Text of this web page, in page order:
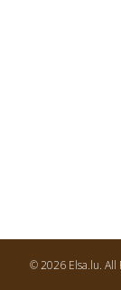
© 2026 Elsa.lu. All